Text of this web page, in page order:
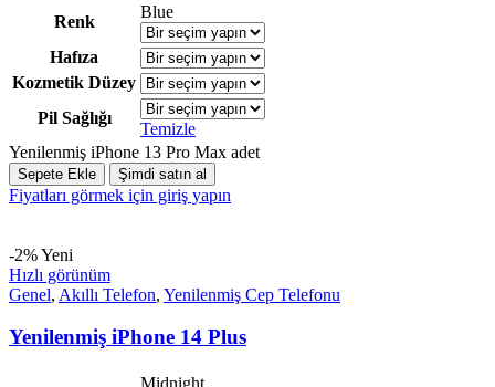
Renk
Blue
Hafıza
Kozmetik Düzey
Pil Sağlığı
Temizle
Yenilenmiş iPhone 13 Pro Max adet
Sepete Ekle Şimdi satın al
Fiyatları görmek için giriş yapın
-2%Yeni
Hızlı görünüm
Genel, Akıllı Telefon, Yenilenmiş Cep Telefonu
Yenilenmiş iPhone 14 Plus
Midnight